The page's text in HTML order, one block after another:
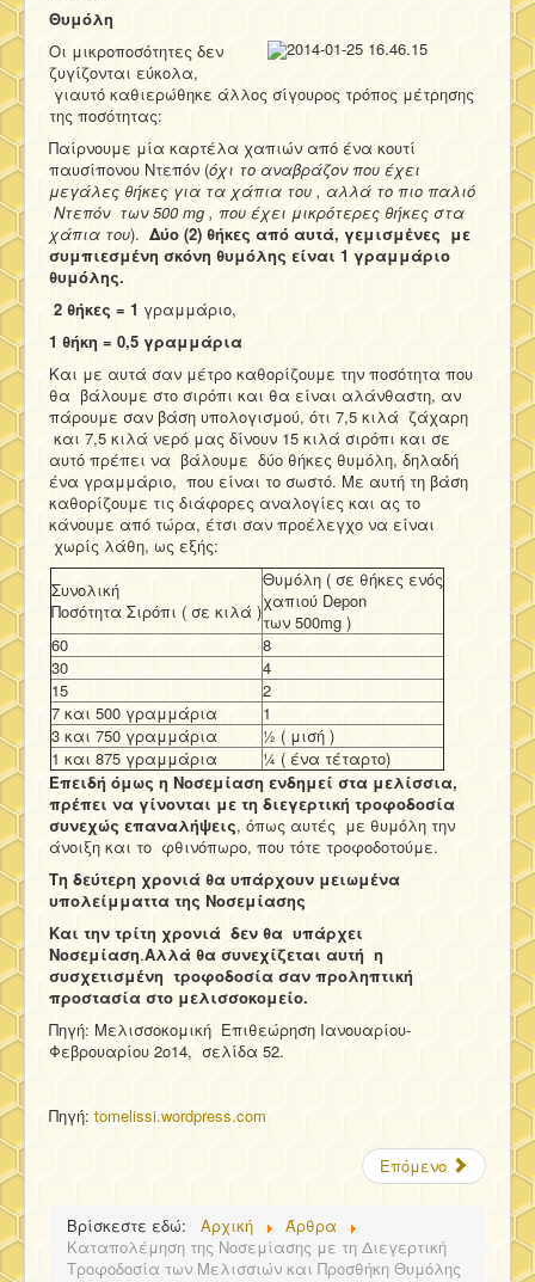
Θυμόλη
Οι μικροποσότητες δεν
ζυγίζονται εύκολα,
γιαυτό καθιερώθηκε άλλος σίγουρος τρόπος μέτρησης
της ποσότητας:
Παίρνουμε μία καρτέλα χαπιών από ένα κουτί
παυσίπονου Ντεπόν (όχι το αναβράζον που έχει
μεγάλες θήκες για τα χάπια του , αλλά το πιο παλιό
Ντεπόν των 500 mg , που έχει μικρότερες θήκες στα
χάπια του). Δύο (2) θήκες από αυτά, γεμισμένες με
συμπιεσμένη σκόνη θυμόλης είναι 1 γραμμάριο
θυμόλης.
2 θήκες = 1 γραμμάριο,
1 θήκη = 0,5 γραμμάρια
Και με αυτά σαν μέτρο καθορίζουμε την ποσότητα που
θα βάλουμε στο σιρόπι και θα είναι αλάνθαστη, αν
πάρουμε σαν βάση υπολογισμού, ότι 7,5 κιλά ζάχαρη
και 7,5 κιλά νερό μας δίνουν 15 κιλά σιρόπι και σε
αυτό πρέπει να βάλουμε δύο θήκες θυμόλη, δηλαδή
ένα γραμμάριο, που είναι το σωστό. Με αυτή τη βάση
καθορίζουμε τις διάφορες αναλογίες και ας το
κάνουμε από τώρα, έτσι σαν προέλεγχο να είναι
χωρίς λάθη, ως εξής:
Συνολική
Ποσότητα Σιρόπι ( σε κιλά )
Θυμόλη ( σε θήκες ενός
χαπιού Depon
των 500mg )
60
8
30
4
15
2
7 και 500 γραμμάρια
1
3 και 750 γραμμάρια
½ ( μισή )
1 και 875 γραμμάρια
¼ ( ένα τέταρτο)
Επειδή όμως η Νοσεμίαση ενδημεί στα μελίσσια,
πρέπει να γίνονται με τη διεγερτική τροφοδοσία
συνεχώς επαναλήψεις, όπως αυτές με θυμόλη την
άνοιξη και το φθινόπωρο, που τότε τροφοδοτούμε.
Τη δεύτερη χρονιά θα υπάρχουν μειωμένα
υπολείμματτα της Νοσεμίασης
Και την τρίτη χρονιά δεν θα υπάρχει
Νοσεμίαση.Αλλά θα συνεχίζεται αυτή η
συσχετισμένη τροφοδοσία σαν προληπτική
προστασία στο μελισσοκομείο.
Πηγή: Μελισσοκομική Επιθεώρηση Ιανουαρίου-
Φεβρουαρίου 2ο14, σελίδα 52.
Πηγή: tomelissi.wordpress.com
Επόμενο
Βρίσκεστε εδώ: Αρχική
Άρθρα
Καταπολέμηση της Νοσεμίασης με τη Διεγερτική
Τροφοδοσία των Μελισσιών και Προσθήκη Θυμόλης